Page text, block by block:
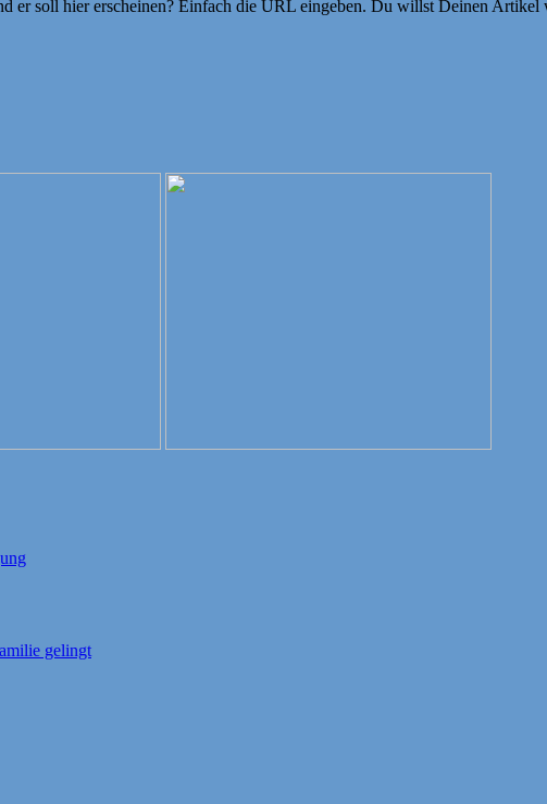
er soll hier erscheinen? Einfach die URL eingeben. Du willst Deinen